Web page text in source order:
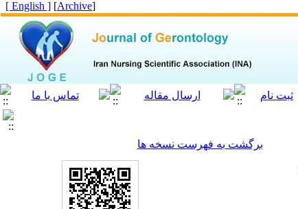
[
Archive
]
[ English ]
برگشت به فهرست نسخه ها